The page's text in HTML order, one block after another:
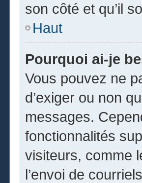
son côté et qu’il
Haut
Pourquoi ai-je
Vous pouvez ne
d’exiger ou non
messages.
fonctionnalités
visiteurs, comme
l’envoi de